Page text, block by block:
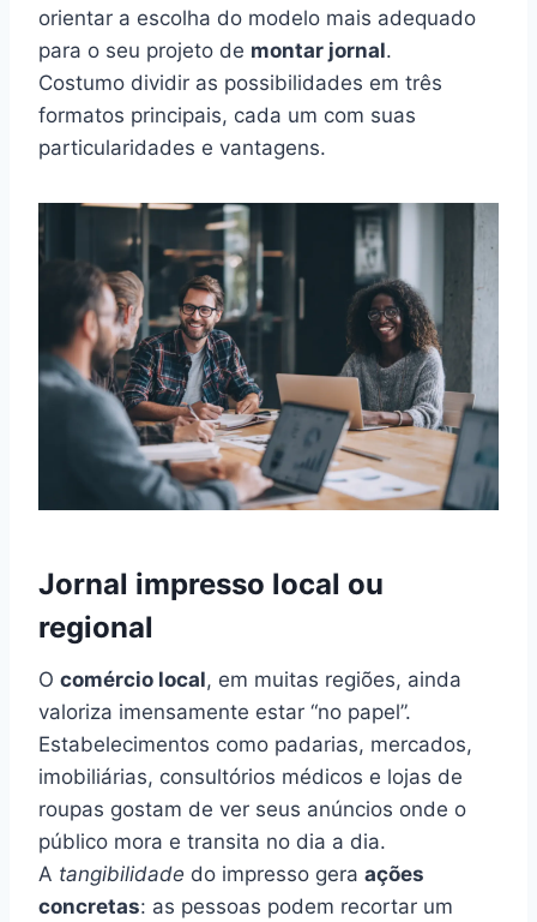
orientar a escolha do modelo mais adequado
para o seu projeto de montar jornal.
Costumo dividir as possibilidades em três
formatos principais, cada um com suas
particularidades e vantagens.
Jornal impresso local ou
regional
O comércio local, em muitas regiões, ainda
valoriza imensamente estar “no papel”.
Estabelecimentos como padarias, mercados,
imobiliárias, consultórios médicos e lojas de
roupas gostam de ver seus anúncios onde o
público mora e transita no dia a dia.
A tangibilidade do impresso gera ações
concretas: as pessoas podem recortar um